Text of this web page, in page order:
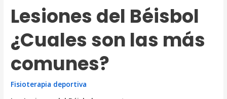
Lesiones del Béisbol
¿Cuales son las más
comunes?
Fisioterapia deportiva